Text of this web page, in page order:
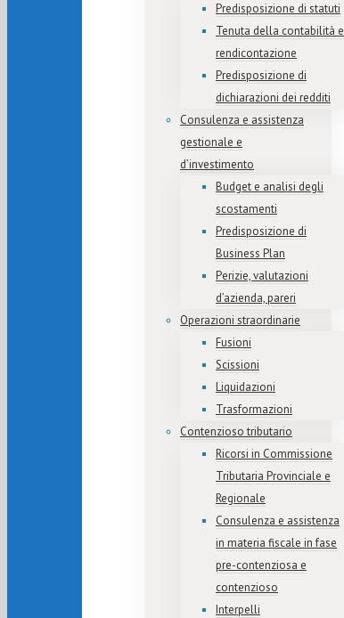
Predisposizione di statuti
Tenuta della contabilità e
rendicontazione
Predisposizione di
dichiarazioni dei redditi
Consulenza e assistenza
gestionale e
d’investimento
Budget e analisi degli
scostamenti
Predisposizione di
Business Plan
Perizie, valutazioni
d’azienda, pareri
Operazioni straordinarie
Fusioni
Scissioni
Liquidazioni
Trasformazioni
Contenzioso tributario
Ricorsi in Commissione
Tributaria Provinciale e
Regionale
Consulenza e assistenza
in materia fiscale in fase
pre-contenziosa e
contenzioso
Interpelli